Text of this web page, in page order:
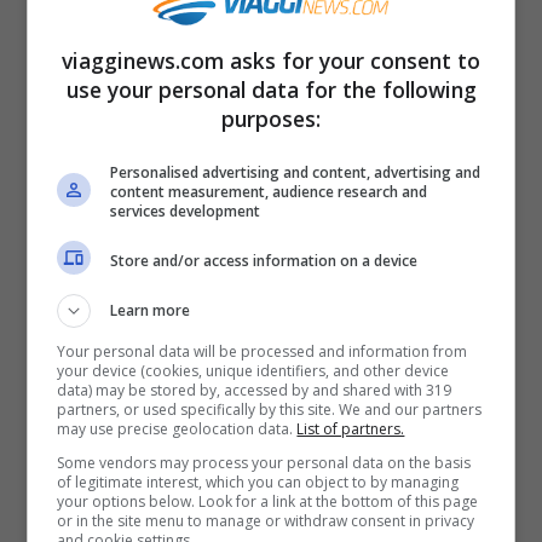
Fate in tempo anche a visitare gli ultimi
mercatini di Natale. Per l’inverno, invece,
potete approfittare della promozione per i
weekend nelle principali città italiane
la visita a mostre, monumenti e centri
storici, per partecipare ad eventi,
spettacoli, concerti e fare shopping. Avete
la possibilità di programmare viaggi low
cost con l’alta velocità anche per
Carnevale, oltre che per viaggi di studio e
lavoro nel periodo invernale. Dovete solo
trovare l’occasione giusta per voi.
viagginews.com asks for your consent to
use your personal data for the following
purposes:
Personalised advertising and content, advertising and
content measurement, audience research and
services development
Store and/or access information on a device
Learn more
Your personal data will be processed and information from
your device (cookies, unique identifiers, and other device
data) may be stored by, accessed by and shared with 319
partners, or used specifically by this site. We and our partners
may use precise geolocation data. List of partners.
Some vendors may process your personal data on the basis
of legitimate interest, which you can object to by managing
your options below. Look for a link at the bottom of this page
or in the site menu to manage or withdraw consent in privacy